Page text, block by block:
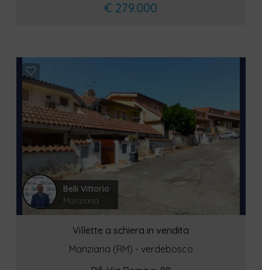
€ 279.000
Belli Vittorio
Manziana
Villette a schiera in vendita
Manziana (RM) - verdebosco